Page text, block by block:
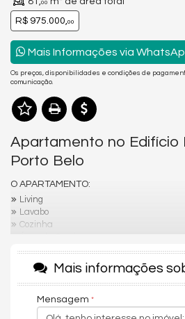
00
R$ 975.000,00
Mais Informações via
Os preços, disponibilidades e condições de
comunicação.
Apartamento no Edifício
Porto Belo
O APARTAMENTO:
Living
Lavabo
Cozinha
Infraestrutura para água quente
Espera para split
Acabamento em gesso
Churrasqueira
Porcelanato
Mais informações
Mensagem